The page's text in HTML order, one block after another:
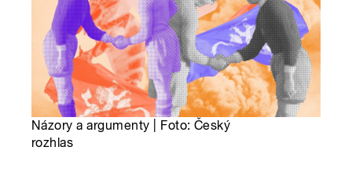
Názory a argumenty | Foto: Český
rozhlas